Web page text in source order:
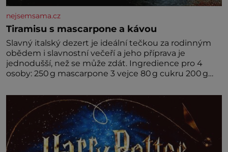
nejsemsama.cz
Tiramisu s mascarpone a kávou
Slavný italský dezert je ideální tečkou za rodinným
obědem i slavnostní večeří a jeho příprava je
jednodušší, než se může zdát. Ingredience pro 4
osoby: 250 g mascarpone 3 vejce 80 g cukru 200 g
amaretta kakao na posypání Postup: Oddělte
žloutky od bílků. Žloutky vyšlehejte s cukrem do
světlé pěny a postupně do nich vmíchejte
mascarpone, aby vznikl hladký